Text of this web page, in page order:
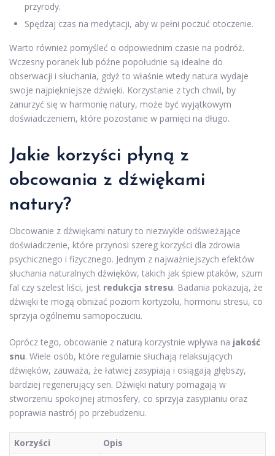
przyrody.
Spędzaj czas na medytacji, aby w pełni poczuć otoczenie.
Warto również pomyśleć o odpowiednim czasie na podróż.
Wczesny poranek lub późne popołudnie są idealne do
obserwacji i słuchania, gdyż to właśnie wtedy natura wydaje
swoje najpiękniejsze dźwięki. Korzystanie z tych chwil, by
zanurzyć się w harmonię natury, może być wyjątkowym
doświadczeniem, które pozostanie w pamięci na długo.
Jakie korzyści płyną z
obcowania z dźwiękami
natury?
Obcowanie z dźwiękami natury to niezwykle odświeżające
doświadczenie, które przynosi szereg korzyści dla zdrowia
psychicznego i fizycznego. Jednym z najważniejszych efektów
słuchania naturalnych dźwięków, takich jak śpiew ptaków, szum
fal czy szelest liści, jest redukcja stresu. Badania pokazują, że
dźwięki te mogą obniżać poziom kortyzolu, hormonu stresu, co
sprzyja ogólnemu samopoczuciu.
Oprócz tego, obcowanie z naturą korzystnie wpływa na jakość
snu. Wiele osób, które regularnie słuchają relaksujących
dźwięków, zauważa, że łatwiej zasypiają i osiągają głębszy,
bardziej regenerujący sen. Dźwięki natury pomagają w
stworzeniu spokojnej atmosfery, co sprzyja zasypianiu oraz
poprawia nastrój po przebudzeniu.
Korzyści Opis